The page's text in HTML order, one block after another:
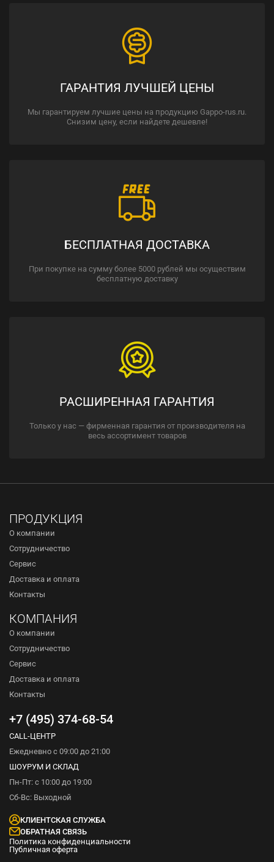
ГАРАНТИЯ ЛУЧШЕЙ ЦЕНЫ
Мы гарантируем лучшие цены на продукцию Gappo-rus.ru.
Снизим цену, если найдете дешевле!
БЕСПЛАТНАЯ ДОСТАВКА
При покупке на сумму более 5000 рублей мы осуществим
бесплатную доставку
РАСШИРЕННАЯ ГАРАНТИЯ
Только у нас — фирменная гарантия от производителя на
весь ассортимент товаров
ПРОДУКЦИЯ
О компании
Сотрудничество
Сервис
Доставка и оплата
Контакты
КОМПАНИЯ
О компании
Сотрудничество
Сервис
Доставка и оплата
Контакты
+7 (495) 374-68-54
CALL-ЦЕНТР
Ежедневно с 09:00 до 21:00
ШОУРУМ И СКЛАД
Пн-Пт: с 10:00 до 19:00
Сб-Вс: Выходной
КЛИЕНТСКАЯ СЛУЖБА
ОБРАТНАЯ СВЯЗЬ
Политика конфиденциальности
Публичная оферта